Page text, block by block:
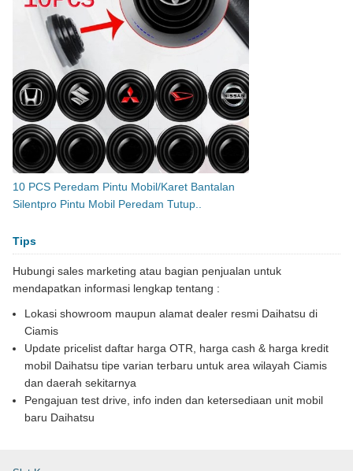
10 PCS Peredam Pintu Mobil/Karet Bantalan
Silentpro Pintu Mobil Peredam Tutup..
Tips
Hubungi sales marketing atau bagian penjualan untuk
mendapatkan informasi lengkap tentang :
Lokasi showroom maupun alamat dealer resmi Daihatsu di
Ciamis
Update pricelist daftar harga OTR, harga cash & harga kredit
mobil Daihatsu tipe varian terbaru untuk area wilayah Ciamis
dan daerah sekitarnya
Pengajuan test drive, info inden dan ketersediaan unit mobil
baru Daihatsu